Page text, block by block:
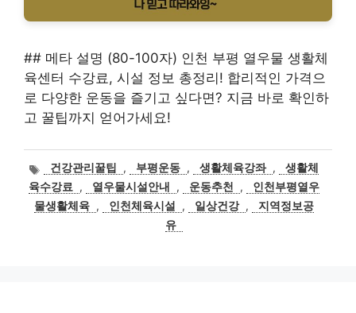
## 메타 설명 (80-100자) 인천 부평 열우물 생활체
육센터 수강료, 시설 정보 총정리! 합리적인 가격으
로 다양한 운동을 즐기고 싶다면? 지금 바로 확인하
고 꿀팁까지 얻어가세요!
태
그
건강관리꿀팁 , 부평운동 , 생활체육강좌 ,
생활체
육수강료
, 열우물시설안내 , 운동추천 ,
인천부평열우
물생활체육 , 인천체육시설 , 일상건강 ,
지역정보공
유